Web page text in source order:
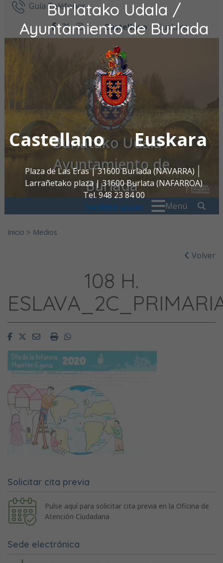
Burlatako Udala /
Ayuntamiento de Burlada
Castellano Euskara
Plaza de Las Eras | 31600 Burlada (NAVARRA)
Larrañetako plaza | 31600 Burlata (NAFARROA)
Tel. 948 23 84 00
oac@burlada.es
Ir al contenidoGuía Teléfonos
facebook
twitter
instagram
Castellano Euskara
Burlatako Udala /
Ayuntamiento de
Burlada
Menú
Inicio > Medios
Volver
108 H.
FacebookTwitterEmailImprimirWhatsapp
Solicitar cita previa
Pulse aquí para solicitar cita previa en la Oficina de
Atención Ciudadana
Sede electrónica